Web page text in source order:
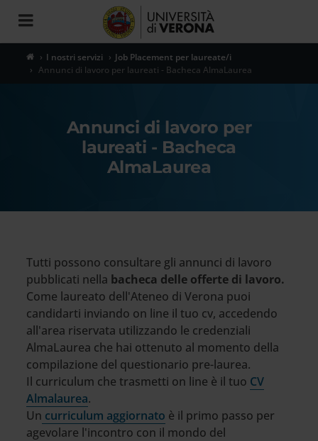
Toggle
navigation
I nostri servizi
Job Placement per laureate/i
Annunci di lavoro per laureati - Bacheca AlmaLaurea
Annunci di lavoro per
laureati - Bacheca
AlmaLaurea
Tutti possono consultare gli annunci di lavoro
pubblicati nella bacheca delle offerte di lavoro.
Come laureato dell'Ateneo di Verona puoi
candidarti inviando on line il tuo cv, accedendo
all'area riservata utilizzando le credenziali
AlmaLaurea che hai ottenuto al momento della
compilazione del questionario pre-laurea.
Il curriculum che trasmetti on line è il tuo CV
Almalaurea.
Un curriculum aggiornato è il primo passo per
agevolare l'incontro con il mondo del